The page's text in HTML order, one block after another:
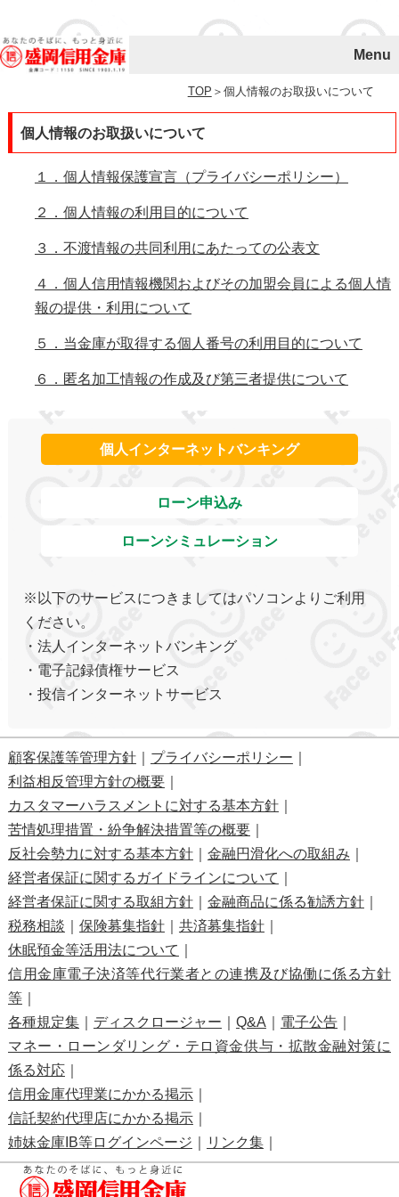
Menu
個人のお客様
もりしんについて
ＳＤＧｓの取組み
採用情報
TOP ＞個人情報のお取扱いについて
個人情報のお取扱いについて
１．個人情報保護宣言（プライバシーポリシー）
２．個人情報の利用目的について
３．不渡情報の共同利用にあたっての公表文
４．個人信用情報機関およびその加盟会員による個人情
報の提供・利用について
５．当金庫が取得する個人番号の利用目的について
６．匿名加工情報の作成及び第三者提供について
個人インターネットバンキング
ローン申込み
ローンシミュレーション
顧客保護等管理方針｜ プライバシーポリシー
利益相反管理方針の概要｜
カスタマーハラスメントに対する基本方針｜
苦情処理措置・紛争解決措置等の概要｜
反社会勢力に対する基本方針｜ 金融円滑化への取組み
経営者保証に関するガイドラインについて
経営者保証に関する取組方針｜ 金融商品に係る勧誘方針｜
税務相談
保険募集指針｜ 共済募集指針｜
休眠預金等活用法について
信用金庫電子決済等代行業者との連携及び協働に係る方針
等｜
各種規定集｜ ディスクロージャー Q&A 電子公告｜
マネー・ローンダリング・テロ資金供与・拡散金融対策に
係る対応｜
信用金庫代理業にかかる掲示｜
信託契約代理店にかかる掲示｜
姉妹金庫IB等ログインページ
リンク集｜